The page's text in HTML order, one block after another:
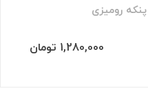
پنکه رومیزی
1,280,000 تومان